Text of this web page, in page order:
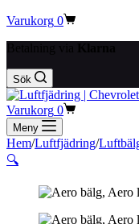
Varukorg 0
Sök
Varukorg 0
Meny
Hem/Luftfjädring/
🔍